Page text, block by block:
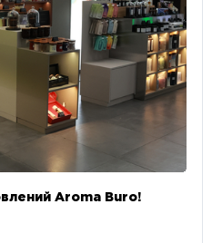
Aroma Buro! ⠀